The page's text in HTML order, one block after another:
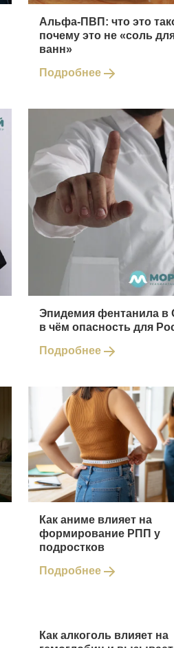
Альфа-ПВП: что это
почему это не «соль
ванн»
Подробнее
Эпидемия фентанила
в чём опасность для
Подробнее
Как аниме влияет на
формирование РПП у
подростков
Подробнее
Как алкоголь влияет на